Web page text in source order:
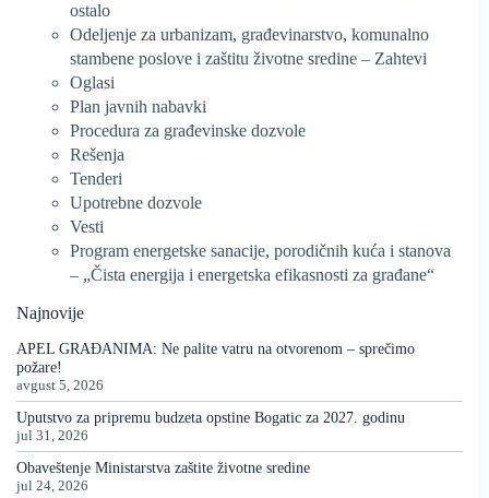
ostalo
Odeljenje za urbanizam, građevinarstvo, komunalno
stambene poslove i zaštitu životne sredine – Zahtevi
Oglasi
Plan javnih nabavki
Procedura za građevinske dozvole
Rešenja
Tenderi
Upotrebne dozvole
Vesti
Program energetske sanacije, porodičnih kuća i stanova
– „Čista energija i energetska efikasnosti za građane“
Najnovije
APEL GRAĐANIMA: Ne palite vatru na otvorenom – sprečimo
požare!
avgust 5, 2026
Uputstvo za pripremu budzeta opstine Bogatic za 2027. godinu
jul 31, 2026
Obaveštenje Ministarstva zaštite životne sredine
jul 24, 2026